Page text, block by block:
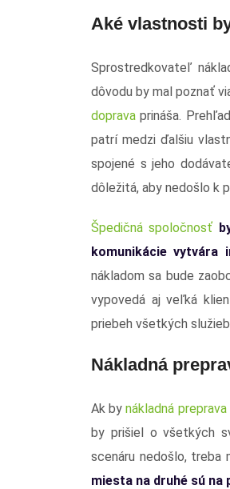
Aké vlastnosti
Sprostredkovateľ
dôvodu by mal poznať
doprava prináša.
patrí medzi ďalšiu
spojené s jeho
dôležitá, aby nedošlo k
Špedičná spoločnosť
komunikácie vytvára
nákladom sa bude
vypovedá aj veľká
priebeh všetkých
Nákladná
Ak bynákladná preprava
by prišiel o všetkých
scenáru nedošlo, treba
miesta na druhé sú na